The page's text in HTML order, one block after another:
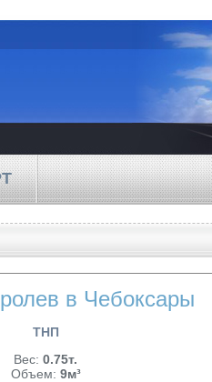
в Чебоксары
ТНП
Вес: 0.75т.
Объем: 9м³